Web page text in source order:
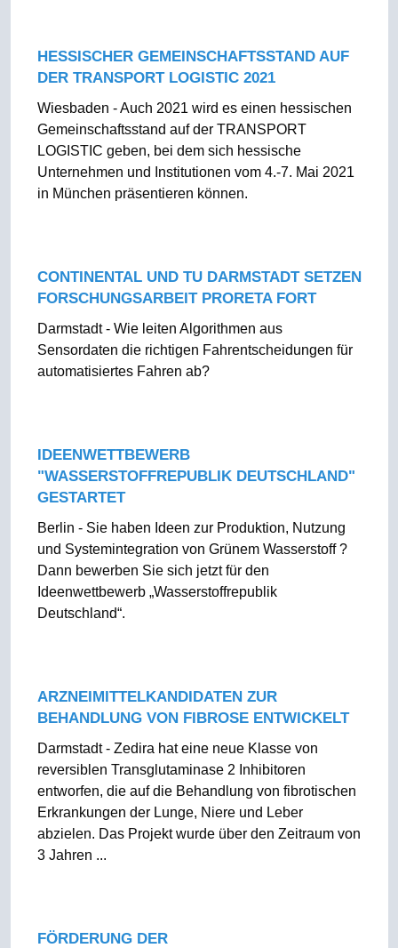
HESSISCHER GEMEINSCHAFTSSTAND AUF
DER TRANSPORT LOGISTIC 2021
Wiesbaden - Auch 2021 wird es einen hessischen
Gemeinschaftsstand auf der TRANSPORT
LOGISTIC geben, bei dem sich hessische
Unternehmen und Institutionen vom 4.-7. Mai 2021
in München präsentieren können.
CONTINENTAL UND TU DARMSTADT SETZEN
FORSCHUNGSARBEIT PRORETA FORT
Darmstadt - Wie leiten Algorithmen aus
Sensordaten die richtigen Fahrentscheidungen für
automatisiertes Fahren ab?
IDEENWETTBEWERB
"WASSERSTOFFREPUBLIK DEUTSCHLAND"
GESTARTET
Berlin - Sie haben Ideen zur Produktion, Nutzung
und Systemintegration von Grünem Wasserstoff ?
Dann bewerben Sie sich jetzt für den
Ideenwettbewerb „Wasserstoffrepublik
Deutschland“.
ARZNEIMITTELKANDIDATEN ZUR
BEHANDLUNG VON FIBROSE ENTWICKELT
Darmstadt - Zedira hat eine neue Klasse von
reversiblen Transglutaminase 2 Inhibitoren
entworfen, die auf die Behandlung von fibrotischen
Erkrankungen der Lunge, Niere und Leber
abzielen. Das Projekt wurde über den Zeitraum von
3 Jahren ...
FÖRDERUNG DER